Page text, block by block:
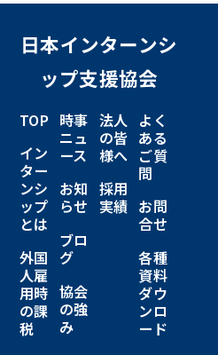
日本インターンシ
ップ支援協会
TOP
イン
ター
ンシ
ップ
とは
外国
人雇
用時
の課
税
時事
ニュ
ース
お知
らせ
ブロ
グ
協会
の強
み
法人
の皆
様へ
採用
実績
よく
ある
ご質
問
お問
合せ
各種
資料
ダウ
ンロ
ード